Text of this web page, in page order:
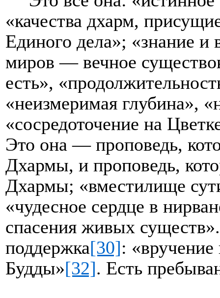
«качества дхарм,
Единого дела»; «знание и
миров — вечное
есть»,
«неизмеримая глубина»,
«сосредоточение на
Это она — проповедь,
Дхармы, и проповедь,
Дхармы; «вместилище
«чудесное сердце в
спасения живых
поддержка[30]: «вручение
Будды»[32]. Есть